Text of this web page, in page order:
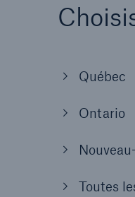
Québec
Ontario
Toutes